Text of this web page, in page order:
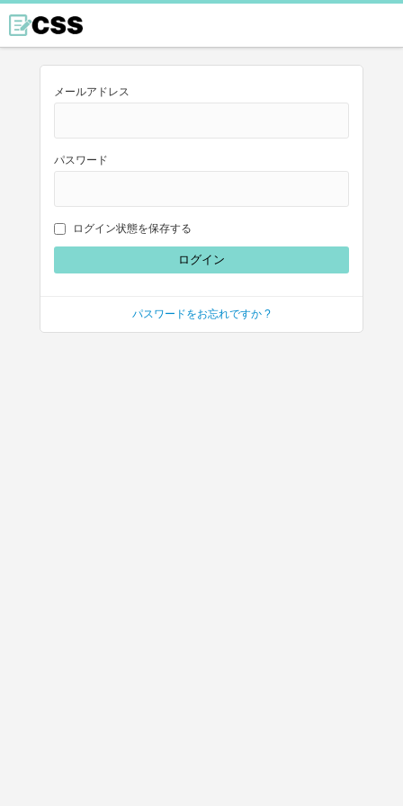
メールアドレス
パスワード
ログイン状態を保存する
パスワードをお忘れですか ?